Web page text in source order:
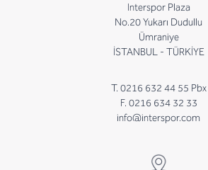
Interspor Plaza
No.20 Yukarı Dudullu
Ümraniye
İSTANBUL - TÜRKİYE
T. 0216 632 44 55 Pbx
F. 0216 634 32 33
info@interspor.com